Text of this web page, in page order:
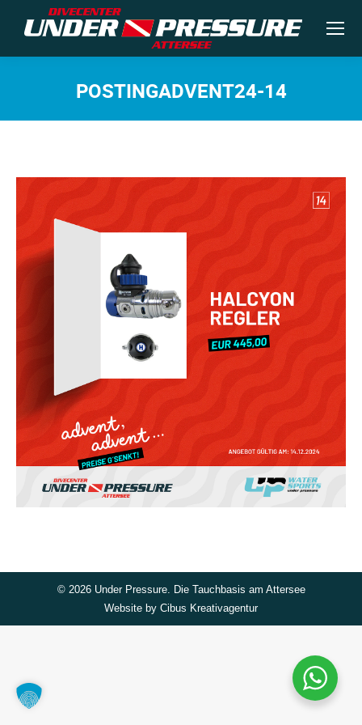
POSTINGADVENT24-14
© 2026 Under Pressure. Die Tauchbasis am Attersee
Website by Cibus Kreativagentur